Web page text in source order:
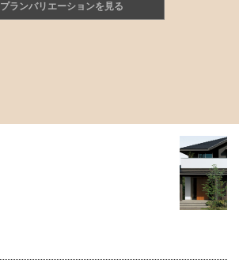
プランバリエーションを見る